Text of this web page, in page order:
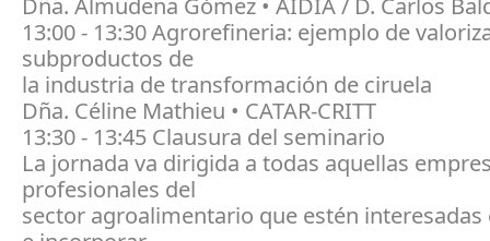
Dña. Almudena Gómez • AIDIA / D. Carlos
13:00 - 13:30 Agrorefineria: ejemplo de
subproductos de
la industria de transformación de ciruela
Dña. Céline Mathieu • CATAR-CRITT
13:30 - 13:45 Clausura del seminario
La jornada va dirigida a todas aquellas
profesionales del
sector agroalimentario que estén interesadas